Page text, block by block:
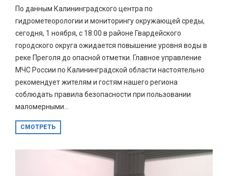
По данным Калининградского центра по
гидрометеорологии и мониторингу окружающей среды,
сегодня, 1 ноября, с 18:00 в районе Гвардейского
городского округа ожидается повышение уровня воды в
реке Преголя до опасной отметки. Главное управление
МЧС России по Калининградской области настоятельно
рекомендует жителям и гостям нашего региона
соблюдать правила безопасности при пользовании
маломерными...
СМОТРЕТЬ